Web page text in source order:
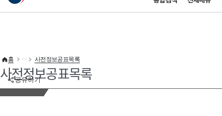
이 누리집은 대한민국 공식 전자정부 누리집입니다.
공유하기
홈 사전정보공표목록
사전정보공표목록